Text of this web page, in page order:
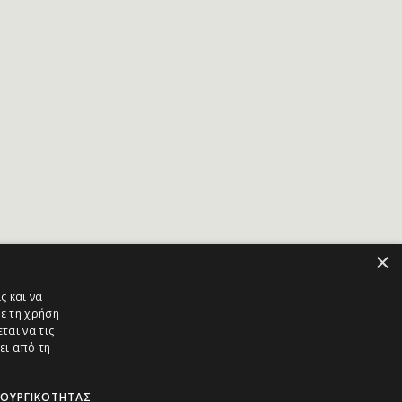
×
και να
τη χρήση
να τις
από τη